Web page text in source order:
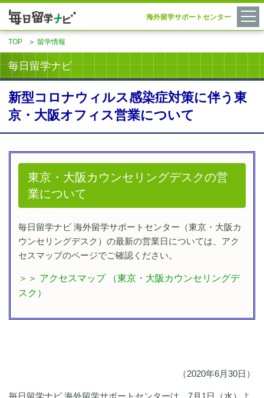
海外留学サポートセンター
TOP ＞ 留学情報
毎日留学ナビ
新型コロナウィルス感染症対策に伴う東
京・大阪オフィス営業について
東京・大阪カウンセリングデスクの営
業について
毎日留学ナビ 海外留学サポートセンター（東京・大阪カ
ウンセリングデスク）の最新の営業日については、アク
セスマップのページでご確認ください。
＞＞ アクセスマップ （東京・大阪カウンセリングデ
スク）
​（2020年6月30日）